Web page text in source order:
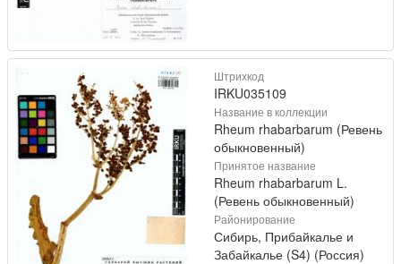
Штрихкод
IRKU035109
Название в коллекции
Rheum rhabarbarum (Ревень
обыкновенный)
Принятое название
Rheum rhabarbarum L.
(Ревень обыкновенный)
Районирование
Сибирь, Прибайкалье и
Забайкалье (S4) (Россия)